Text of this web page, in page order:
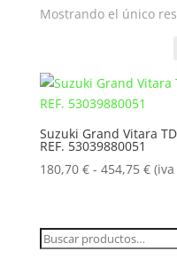
Mostrando el único
Suzuki Grand Vitara
REF. 53039880051
180,70 € - 454,75 €
Buscar